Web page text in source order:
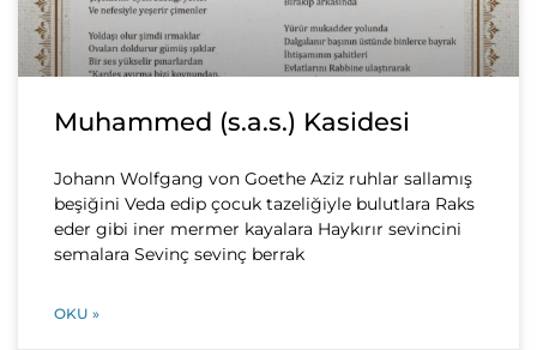
Muhammed (s.a.s.) Kasidesi
Johann Wolfgang von Goethe Aziz ruhlar sallamış
beşiğini Veda edip çocuk tazeliğiyle bulutlara Raks
eder gibi iner mermer kayalara Haykırır sevincini
semalara Sevinç sevinç berrak
OKU »